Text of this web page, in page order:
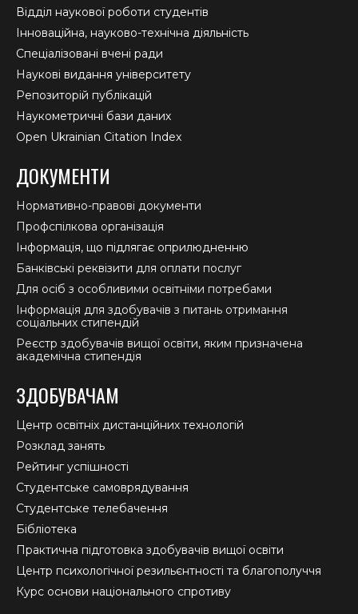
Відділ наукової роботи студентів
Інноваційна, науково-технічна діяльність
Спеціалізовані вчені ради
Наукові видання університету
Репозиторій публікацій
Наукометричні бази даних
Open Ukrainian Citation Index
ДОКУМЕНТИ
Нормативно-правові документи
Профспілкова організація
Інформація, що підлягає оприлюдненню
Банківські реквізити для оплати послуг
Для осіб з особливими освітніми потребами
Інформація для здобувачів з питань отримання
соціальних стипендій
Реєстр здобувачів вищої освіти, яким призначена
академічна стипендія
ЗДОБУВАЧАМ
Центр освітніх дистанційних технологій
Розклад занять
Рейтинг успішності
Студентське самоврядування
Студентське телебачення
Бібліотека
Практична підготовка здобувачів вищої освіти
Центр психологічної резильєнтності та благополуччя
Курс основи національного спротиву